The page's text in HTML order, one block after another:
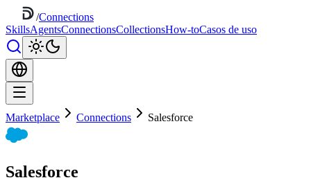
/Connections
SkillsAgentsConnectionsCollectionsHow-toCasos de uso
Marketplace Connections Salesforce
Salesforce